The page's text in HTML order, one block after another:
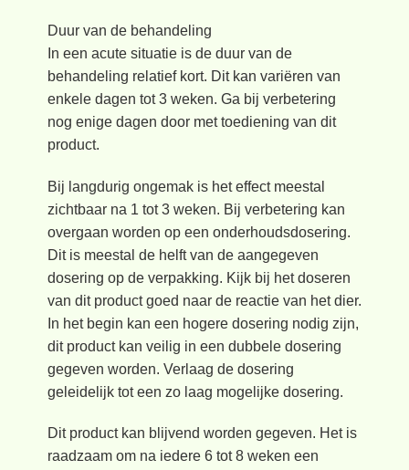
Duur van de behandeling
In een acute situatie is de duur van de
behandeling relatief kort. Dit kan variëren van
enkele dagen tot 3 weken. Ga bij verbetering
nog enige dagen door met toediening van dit
product.
Bij langdurig ongemak is het effect meestal
zichtbaar na 1 tot 3 weken. Bij verbetering kan
overgaan worden op een onderhoudsdosering.
Dit is meestal de helft van de aangegeven
dosering op de verpakking. Kijk bij het doseren
van dit product goed naar de reactie van het dier.
In het begin kan een hogere dosering nodig zijn,
dit product kan veilig in een dubbele dosering
gegeven worden. Verlaag de dosering
geleidelijk tot een zo laag mogelijke dosering.
Dit product kan blijvend worden gegeven. Het is
raadzaam om na iedere 6 tot 8 weken een